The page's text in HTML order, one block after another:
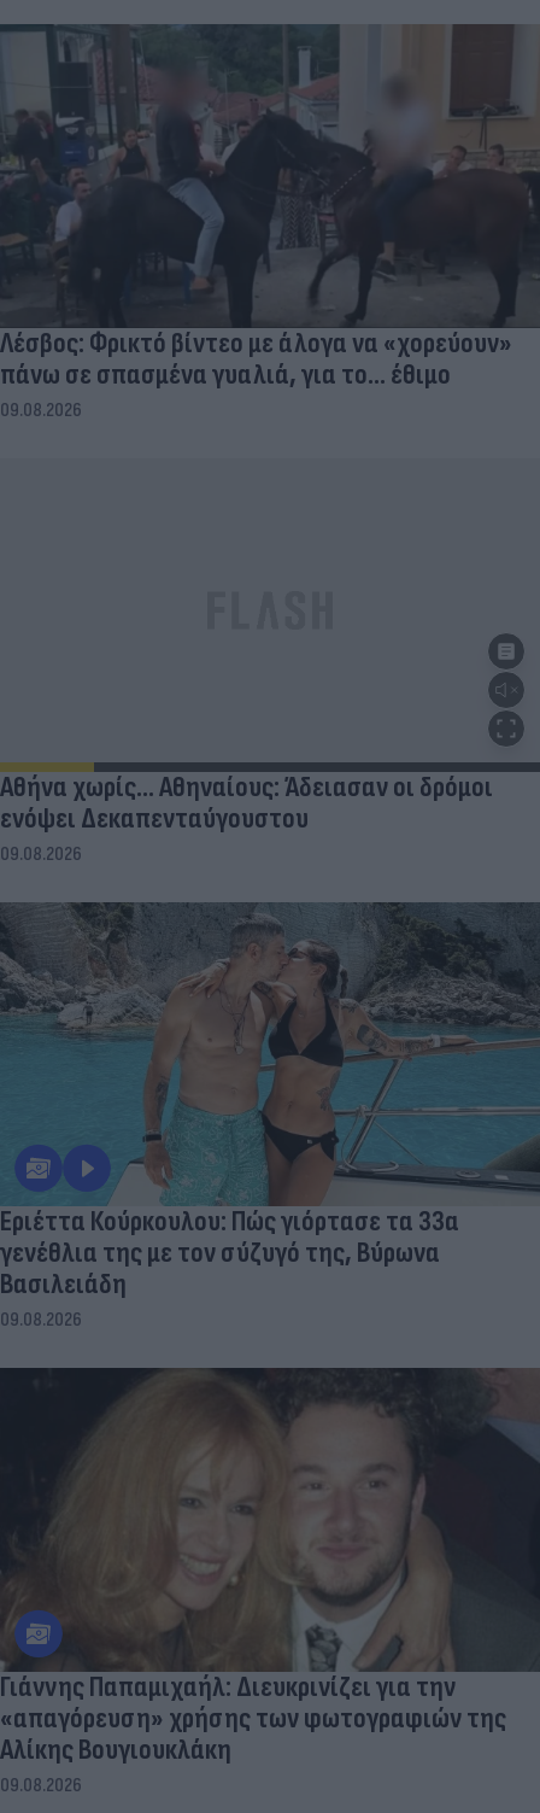
Λέσβος: Φρικτό βίντεο με άλογα να «χορεύουν»
πάνω σε σπασμένα γυαλιά, για το... έθιμο
09.08.2026
Αθήνα χωρίς… Αθηναίους: Άδειασαν οι δρόμοι
ενόψει Δεκαπενταύγουστου
09.08.2026
Εριέττα Κούρκουλου: Πώς γιόρτασε τα 33α
γενέθλια της με τον σύζυγό της, Βύρωνα
Βασιλειάδη
09.08.2026
Γιάννης Παπαμιχαήλ: Διευκρινίζει για την
«απαγόρευση» χρήσης των φωτογραφιών της
Αλίκης Βουγιουκλάκη
09.08.2026